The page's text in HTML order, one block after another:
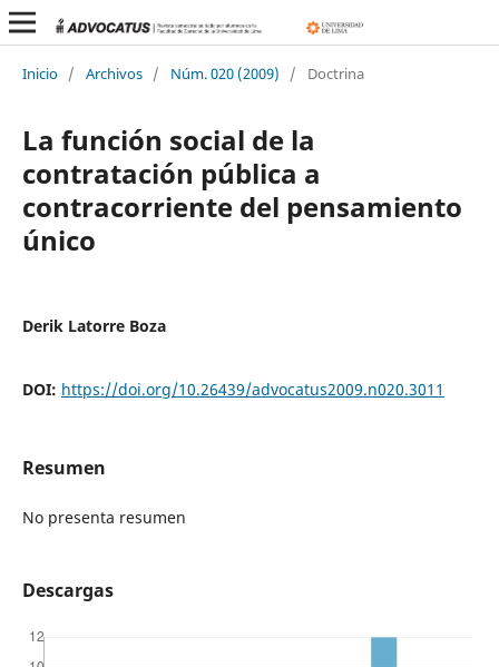
Inicio / Archivos / Núm. 020 (2009) / Doctrina
La función social de la
contratación pública a
contracorriente del pensamiento
único
Derik Latorre Boza
DOI: https://doi.org/10.26439/advocatus2009.n020.3011
Resumen
No presenta resumen
Descargas